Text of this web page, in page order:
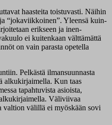
haasteita toistuvasti. Näihin
“jokaviikkoinen”. Yleensä kuin-
erikseen ja inen-
ei kuitenkaan välttämättä
on vain parasta opetella
Pelkästä ilmansuunnasta
alkukirjaimella. Kun taas
tapahtuvista asioista,
Väliviivaa
valtion välillä ei myöskään sovi